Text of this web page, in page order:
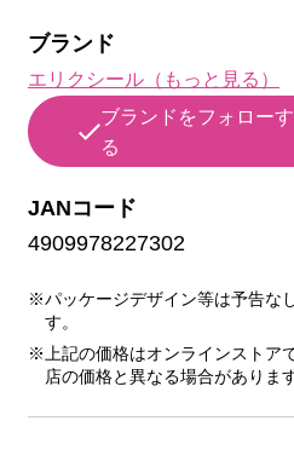
ブランド
エリクシール（もっと見る）
ブランドをフォローす
る
JANコード
4909978227302
※パッケージデザイン等は予告な
す。
※上記の価格はオンラインストア
店の価格と異なる場合があります